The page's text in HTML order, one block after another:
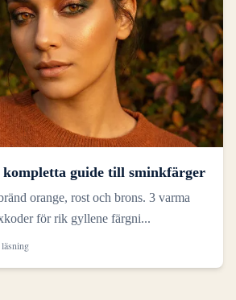
guide till sminkfärger
orange, rost och brons. 3 varma
för rik gyllene färgni...